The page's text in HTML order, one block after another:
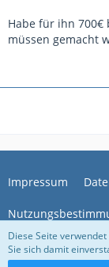
Habe für ihn 700€
müssen gemacht
Impressum
Diese Seite
Sie sich damit